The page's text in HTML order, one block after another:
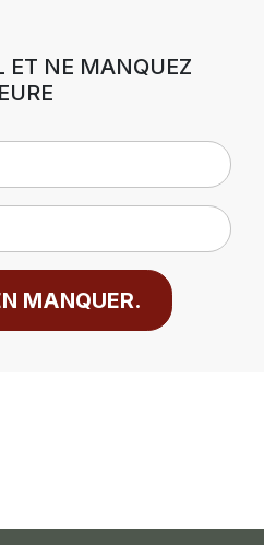
ET NE MANQUEZ
MANQUER.